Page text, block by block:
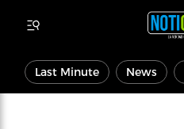
Last Minute News